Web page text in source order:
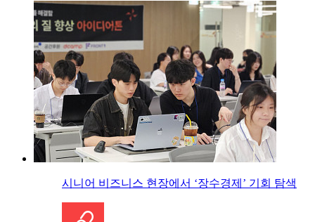
시니어 비즈니스 현장에서 ‘장수경제’ 기회 탐색